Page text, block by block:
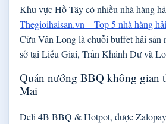
Khu vực Hồ Tây có nhiều nhà hàng
Thegioihaisan.vn – Top 5 nhà hàng
Cửu Vân Long là chuỗi buffet hải sản
sở tại Liễu Giai, Trần Khánh Dư và
Quán nướng BBQ không gian
Mai
Deli 4B BBQ & Hotpot, được